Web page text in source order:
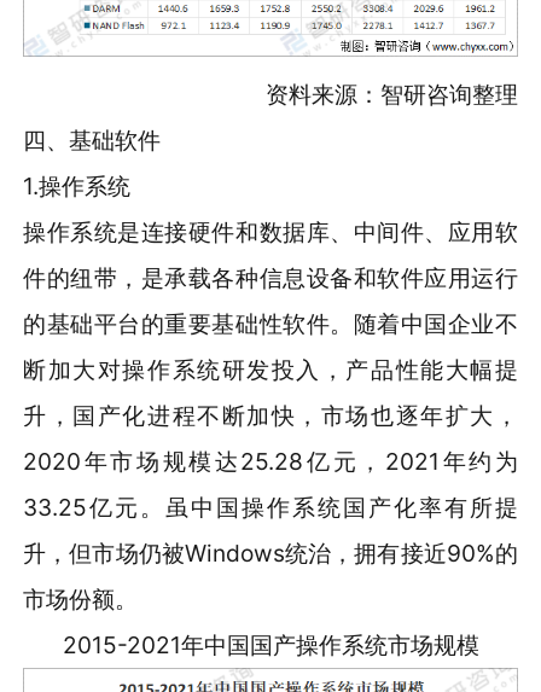
资料来源：智研咨询整理
四、基础软件
1.操作系统
操作系统是连接硬件和数据库、中间件、应用软
件的纽带，是承载各种信息设备和软件应用运行
的基础平台的重要基础性软件。随着中国企业不
断加大对操作系统研发投入，产品性能大幅提
升，国产化进程不断加快，市场也逐年扩大，
2020年市场规模达25.28亿元，2021年约为
33.25亿元。虽中国操作系统国产化率有所提
升，但市场仍被Windows统治，拥有接近90%的
市场份额。
2015-2021年中国国产操作系统市场规模